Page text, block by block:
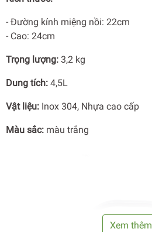
- Đường kính miệng nồi: 22cm
- Cao: 24cm
Trọng lượng: 3,2 kg
Dung tích: 4,5L
Vật liệu: Inox 304, Nhựa cao cấp
Màu sắc: màu trắng
Xem thêm